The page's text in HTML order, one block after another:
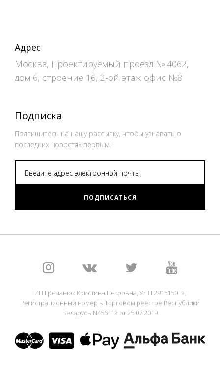
Адрес
Москва, Проектируемый проезд № 4062,
дом 6, строение 16, 2-ой этаж офис №8
Подписка
Подпишитесь на нашу рассылку, чтобы узнавать о
последних новостях первым!
ПОДПИСАТЬСЯ
ИП Гречанюк Кристина Петровна, УНП 291515012,
Регистрационный номер в Торговом реестре Республики
Беларусь N456113 от 25.07.2019